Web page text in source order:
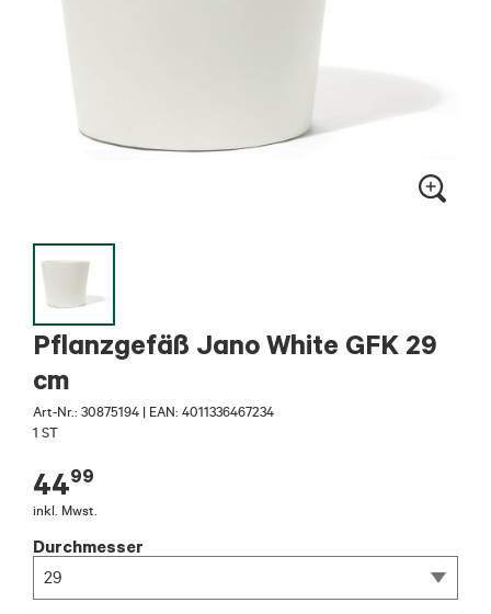
Pflanzgefäß Jano White GFK 29
cm
Art-Nr.: 30875194 | EAN: 4011336467234
1 ST
4499
inkl. Mwst.
Durchmesser
29